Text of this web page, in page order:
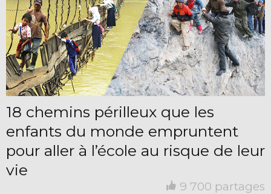
18 chemins périlleux que les
enfants du monde empruntent
pour aller à l’école au risque de leur
vie
9 700 partages